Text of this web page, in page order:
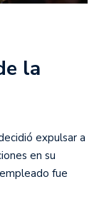
la
expulsar a
en su
fue